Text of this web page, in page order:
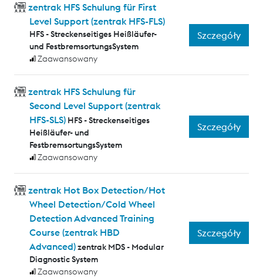
zentrak HFS Schulung für First
Level Support (zentrak HFS-FLS)
HFS - Streckenseitiges Heißläufer-
und FestbremsortungsSystem
Zaawansowany
Szczegóły
zentrak HFS Schulung für
Second Level Support (zentrak
HFS-SLS) HFS - Streckenseitiges
Heißläufer- und
FestbremsortungsSystem
Zaawansowany
Szczegóły
zentrak Hot Box Detection/Hot
Wheel Detection/Cold Wheel
Detection Advanced Training
Course (zentrak HBD
Advanced)zentrak MDS - Modular
Diagnostic System
Zaawansowany
Szczegóły